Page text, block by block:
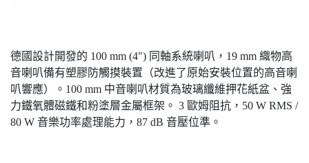
德國設計開發的 100 mm (4") 同軸系統喇叭，19 mm 織物高
音喇叭備有塑膠防觸摸裝置（改進了原始安裝位置的高音喇
叭響應）。100 mm 中音喇叭材質為玻璃纖維押花紙盆、強
力鐵氧體磁鐵和粉塗層金屬框架。 3 歐姆阻抗，50 W RMS /
80 W 音樂功率處理能力，87 dB 音壓位準。